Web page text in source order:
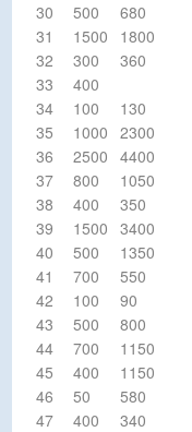
30
500
680
31
1500
1800
32
300
360
33
400
34
100
130
35
1000
2300
36
2500
4400
37
800
1050
38
400
350
39
1500
3400
40
500
1350
41
700
550
42
100
90
43
500
800
44
700
1150
45
400
1150
46
50
580
47
400
340